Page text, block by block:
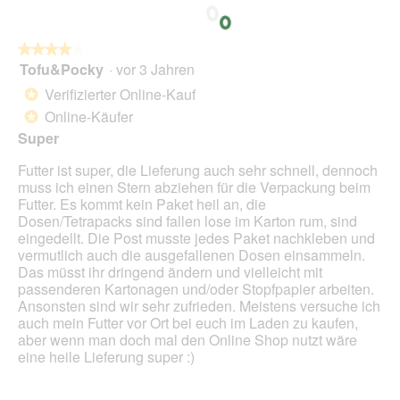
l
o
e
l
d
g
e
ö
f
f
n
e
t
.
i
r
d
e
n
o
d
a
l
e
s
D
i
a
l
o
g
★★★★★
★★★★★
4
Sternen.
Tofu&Pocky · vor 3 Jahren
* Verifizierter Online-Kauf
* Online-Käufer
Super
Futter ist super, die Lieferung auch sehr schnell, dennoch
muss ich einen Stern abziehen für die Verpackung beim
Futter. Es kommt kein Paket heil an, die
Dosen/Tetrapacks sind fallen lose im Karton rum, sind
eingedellt. Die Post musste jedes Paket nachkleben und
vermutlich auch die ausgefallenen Dosen einsammeln.
Das müsst ihr dringend ändern und vielleicht mit
passenderen Kartonagen und/oder Stopfpapier arbeiten.
Ansonsten sind wir sehr zufrieden. Meistens versuche ich
auch mein Futter vor Ort bei euch im Laden zu kaufen,
aber wenn man doch mal den Online Shop nutzt wäre
eine heile Lieferung super :)